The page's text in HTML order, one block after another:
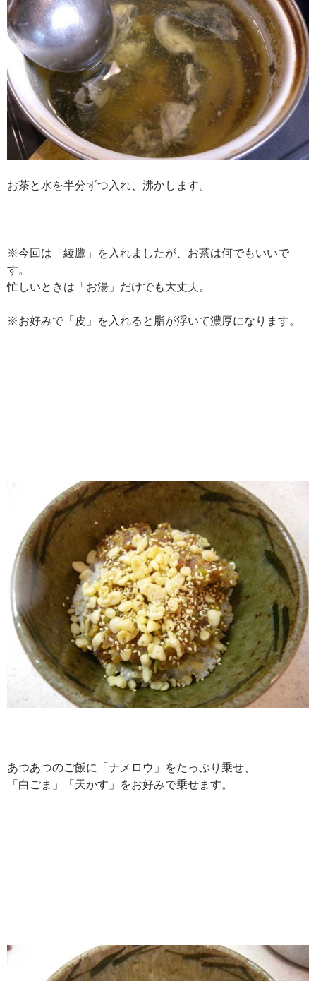
お茶と水を半分ずつ入れ、沸かします。
※今回は「綾鷹」を入れましたが、お茶は何でもいいで
す。
忙しいときは「お湯」だけでも大丈夫。
※お好みで「皮」を入れると脂が浮いて濃厚になります。
あつあつのご飯に「ナメロウ」をたっぷり乗せ、
「白ごま」「天かす」をお好みで乗せます。